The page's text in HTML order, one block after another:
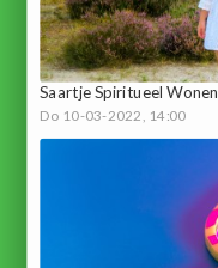
Saartje Spiritueel Wonen
Do 10-03-2022, 14:00